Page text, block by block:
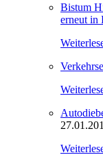
Bistum
erneut in